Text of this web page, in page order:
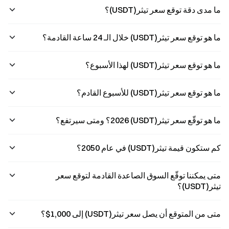
اعتبارًا م
ما مدى دقة توقع سعر تيثر(USDT)؟
ما هو توقع سعر تيثر(USDT) خلال الـ 24 ساعة القادمة؟
ما هو توقع سعر تيثر(USDT) لهذا الأسبوع؟
ما هو توقع سعر تيثر(USDT) للأسبوع القادم؟
ما هو توقّع سعر تيثر(USDT) 2026؟ ومتى سيرتفع؟
كم ستكون قيمة تيثر(USDT) في عام 2050؟
متى يمكننا توقّع السوق الصاعدة القادمة لتوقع سعر
تيثر(USDT)؟
متى من المتوقع أن يصل سعر تيثر(USDT) إلى 1,000$؟